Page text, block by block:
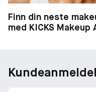
Finn din neste
med KICKS Makeup